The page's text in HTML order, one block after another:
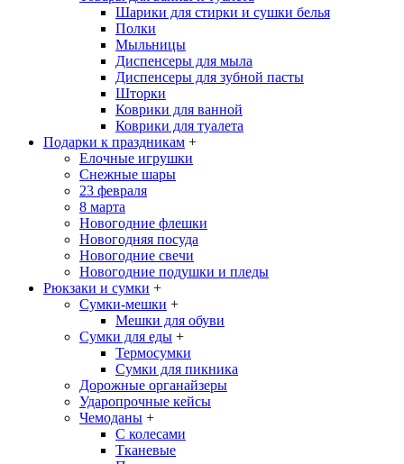
Шарики для стирки и сушки белья
Полки
Мыльницы
Диспенсеры для мыла
Диспенсеры для зубной пасты
Шторки
Коврики для ванной
Коврики для туалета
Подарки к праздникам +
Елочные игрушки
Снежные шары
23 февраля
8 марта
Новогодние флешки
Новогодняя посуда
Новогодние свечи
Новогодние подушки и пледы
Рюкзаки и сумки +
Сумки-мешки +
Мешки для обуви
Сумки для еды +
Термосумки
Сумки для пикника
Дорожные органайзеры
Ударопрочные кейсы
Чемоданы +
С колесами
Тканевые